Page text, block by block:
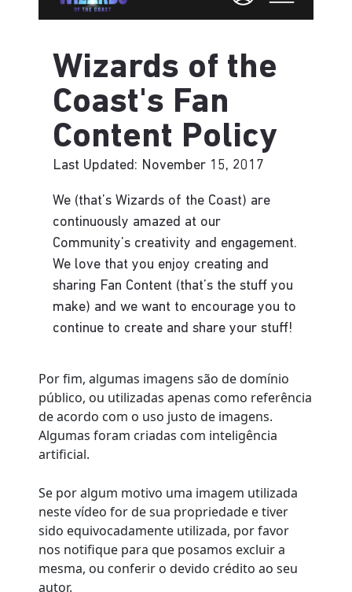
Por fim, algumas imagens são de domínio
público, ou utilizadas apenas como referência
de acordo com o uso justo de imagens.
Algumas foram criadas com inteligência
artificial.
Se por algum motivo uma imagem utilizada
neste vídeo for de sua propriedade e tiver
sido equivocadamente utilizada, por favor
nos notifique para que posamos excluir a
mesma, ou conferir o devido crédito ao seu
autor.